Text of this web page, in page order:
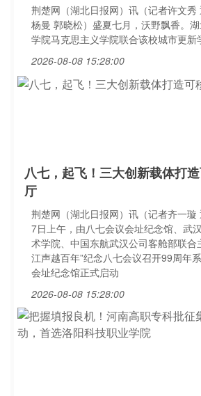
荆楚网（湖北日报网）讯（记者许文
杨曼 郭晓松）盛夏七月，沃野飘香。
学院马克思主义学院联合该校城市更新
2026-08-08 15:28:00
八七，起飞！三大创新载体打
厅
荆楚网（湖北日报网）讯（记者齐一璇
7日上午，由八七会议会址纪念馆、武
术学院、中国东航武汉公司客舱部联合
江声越百年”纪念八七会议召开99周年
会址纪念馆正式启动
2026-08-08 15:28:00